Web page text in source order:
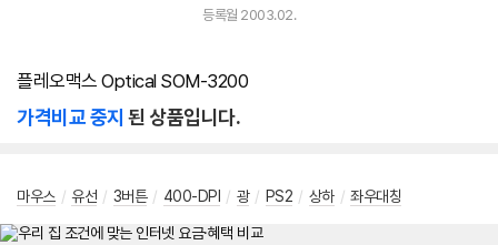
등록월 2003.02.
플레오맥스 Optical SOM-3200
가격비교 중지 된 상품입니다.
마우스 / 유선 / 3버튼 / 400-DPI / 광 / PS2 / 상하 / 좌우대칭